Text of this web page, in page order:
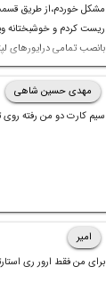
مشکل خوردم،از طریق
ریست کردم و خوشبختانه
بانصب تمامی درایورهای
چه موقع پخش فیلم مثل
ابدیت کردن کارت
نشد (انگار تصویر ماته)،
مهدی حسین شاهی
سیم کارت دو من رفته
امیر
برای من فقط ارور ری